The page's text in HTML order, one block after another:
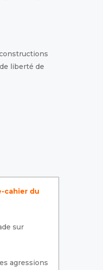
liberté de
cahier du
sur
agressions